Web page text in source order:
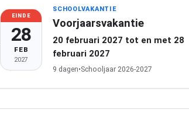
EINDE
28
FEB
2027
SCHOOLVAKANTIE
Voorjaarsvakantie
20 februari 2027 tot en met 28
februari 2027
9 dagen•Schooljaar 2026-2027